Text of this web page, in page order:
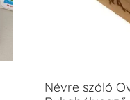
Névre szóló